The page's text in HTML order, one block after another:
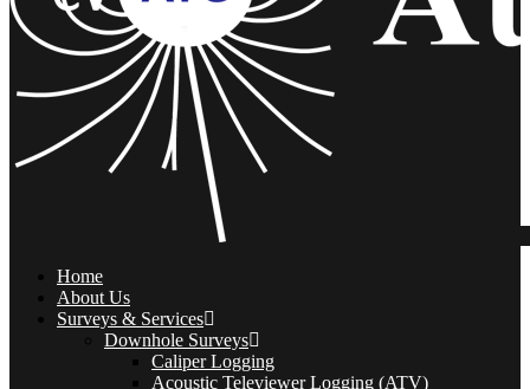
Home
About Us
Surveys & Services
Downhole Surveys
Caliper Logging
Acoustic Televiewer Logging (ATV)